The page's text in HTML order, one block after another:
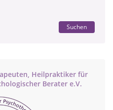
Suchen
Heilpraktiker für
Berater e.V.